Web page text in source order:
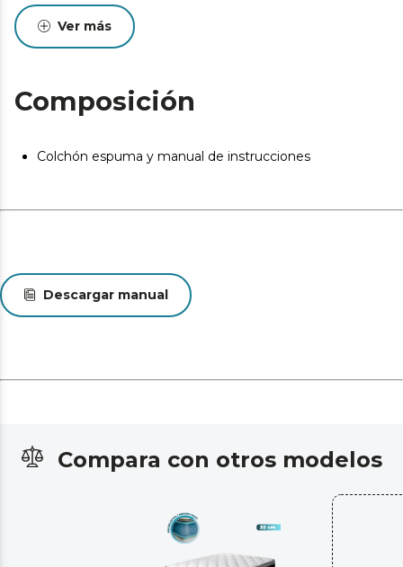
aparición de ácaros, bacterias y hongos.
Desde el inicio del uso del colchón se produce un
circunstancia, totalmente normal, no da derecho a
reparación o compensación.
mostrado y el entregado en cuanto a color, tejido o
Ver más
Composición
Colchón espuma y manual de instrucciones
Descargar manual
Compara con otros modelos